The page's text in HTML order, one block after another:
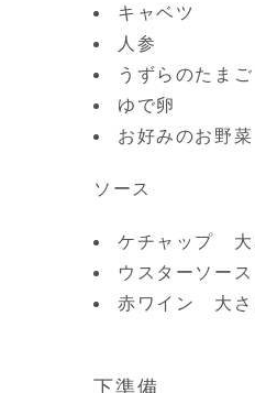
キャベツ
人参
うずらのたまご
ゆで卵
お好みのお野菜
ソース
ケチャップ 大
ウスターソー
赤ワイン 大さ
下準備